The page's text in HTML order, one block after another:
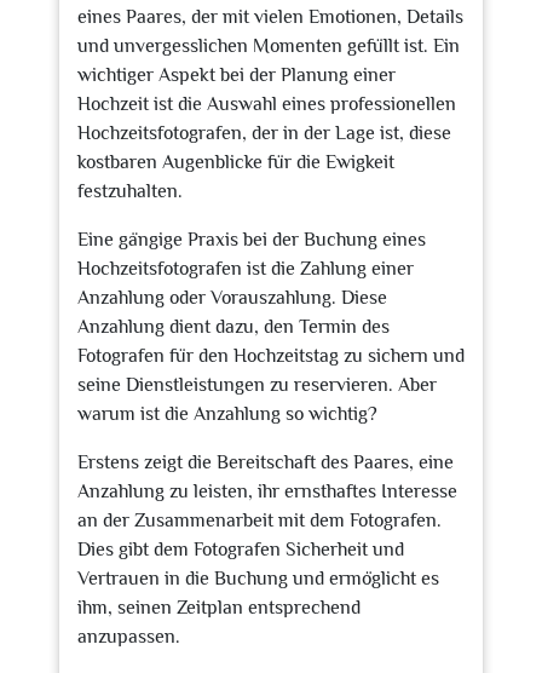
eines Paares, der mit vielen Emotionen, Details
und unvergesslichen Momenten gefüllt ist. Ein
wichtiger Aspekt bei der Planung einer
Hochzeit ist die Auswahl eines professionellen
Hochzeitsfotografen, der in der Lage ist, diese
kostbaren Augenblicke für die Ewigkeit
festzuhalten.
Eine gängige Praxis bei der Buchung eines
Hochzeitsfotografen ist die Zahlung einer
Anzahlung oder Vorauszahlung. Diese
Anzahlung dient dazu, den Termin des
Fotografen für den Hochzeitstag zu sichern und
seine Dienstleistungen zu reservieren. Aber
warum ist die Anzahlung so wichtig?
Erstens zeigt die Bereitschaft des Paares, eine
Anzahlung zu leisten, ihr ernsthaftes Interesse
an der Zusammenarbeit mit dem Fotografen.
Dies gibt dem Fotografen Sicherheit und
Vertrauen in die Buchung und ermöglicht es
ihm, seinen Zeitplan entsprechend
anzupassen.